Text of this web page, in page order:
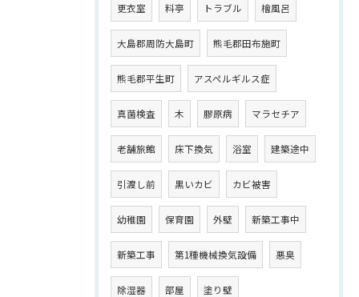
更衣室 料亭 トラブル 檜風呂
大島郡周防大島町 熊毛郡田布施町
熊毛郡平生町 アスペルギルス症
真菌検査 木 膠原病 マラセチア
老舗旅館 床下換気 浴室 建築途中
引渡し前 黒いカビ カビ被害
幼稚園 保育園 外壁 新築工事中
新築工事 第1種機械換気設備 悪臭
除湿器 部屋 塗り壁